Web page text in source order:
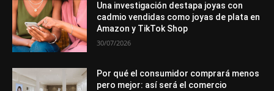
Una investigación destapa joyas con
cadmio vendidas como joyas de plata en
Amazon y TikTok Shop
30/07/2026
Por qué el consumidor comprará menos
pero mejor: así será el comercio